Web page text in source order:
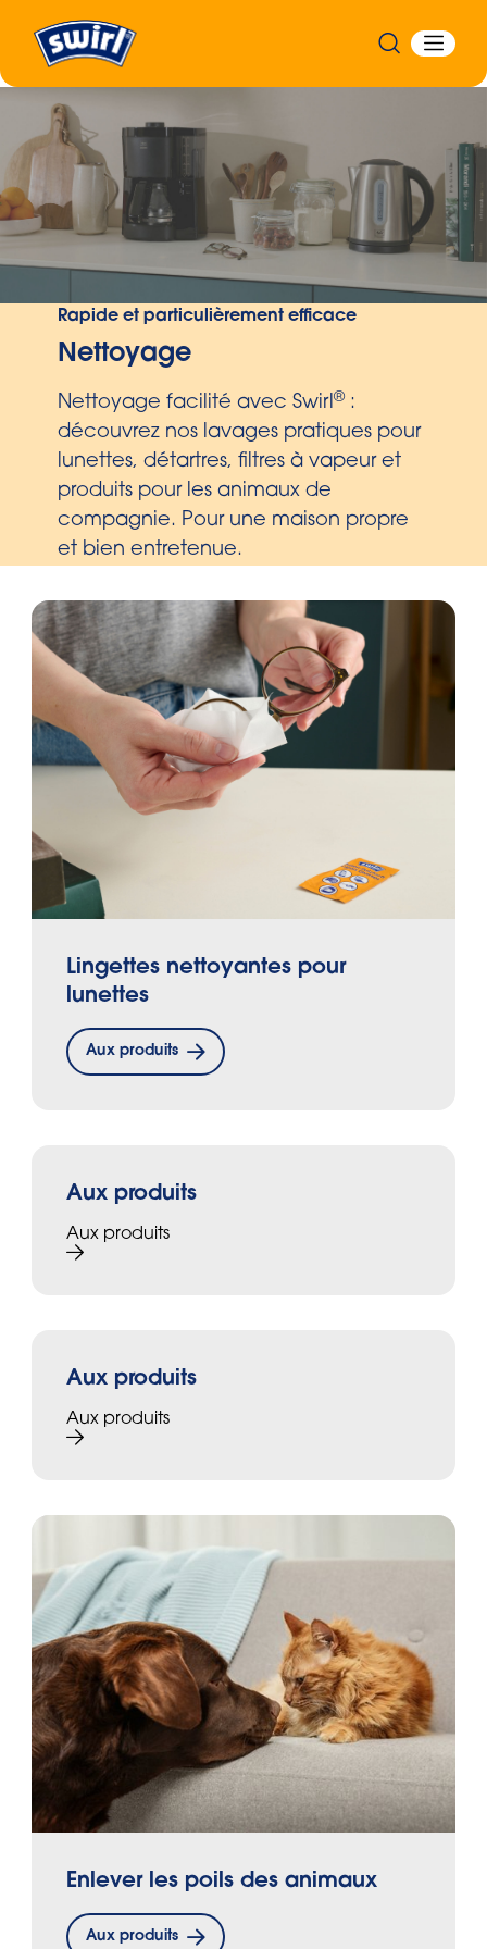
Rapide et particulièrement efficace
Nettoyage
Nettoyage facilité avec Swirl®:
découvrez nos lavages pratiques pour
lunettes, détartres, filtres à vapeur et
produits pour les animaux de
compagnie. Pour une maison propre
et bien entretenue.
Lingettes nettoyantes pour
lunettes
Aux produits
Aux produits
Aux produits
Aux produits
Aux produits
Enlever les poils des animaux
Aux produits